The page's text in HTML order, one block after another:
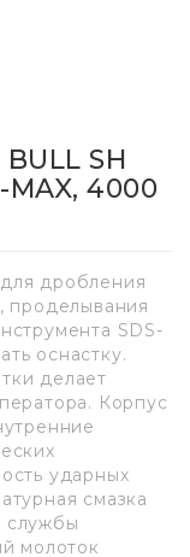
SH
MAX, 4000
дробления
проделывания
SDS-
оснастку.
делает
Корпус
ударных
смазка
службы
молоток